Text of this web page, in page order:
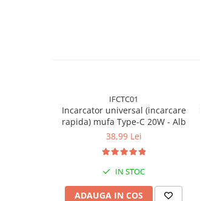
IFCTC01
Incarcator universal (incarcare
rapida) mufa Type-C 20W - Alb
38,99 Lei
IN STOC
ADAUGA IN COS